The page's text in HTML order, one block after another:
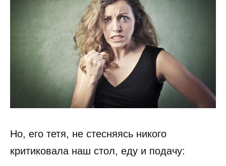
Но, его тетя, не стесняясь никого
критиковала наш стол, еду и подачу: